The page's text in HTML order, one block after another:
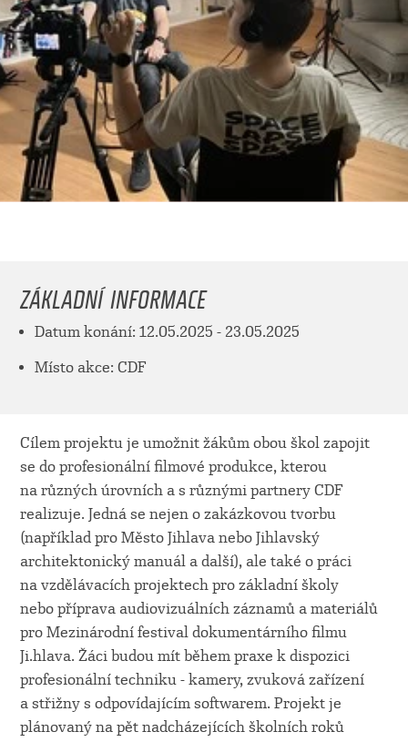
ZÁKLADNÍ INFORMACE
Datum konání: 12.05.2025 - 23.05.2025
Místo akce: CDF
Cílem projektu je umožnit žákům obou škol zapojit
se do profesionální filmové produkce, kterou
na různých úrovních a s různými partnery CDF
realizuje. Jedná se nejen o zakázkovou tvorbu
(například pro Město Jihlava nebo Jihlavský
architektonický manuál a další), ale také o práci
na vzdělávacích projektech pro základní školy
nebo příprava audiovizuálních záznamů a materiálů
pro Mezinárodní festival dokumentárního filmu
Ji.hlava. Žáci budou mít během praxe k dispozici
profesionální techniku - kamery, zvuková zařízení
a střižny s odpovídajícím softwarem. Projekt je
plánovaný na pět nadcházejících školních roků